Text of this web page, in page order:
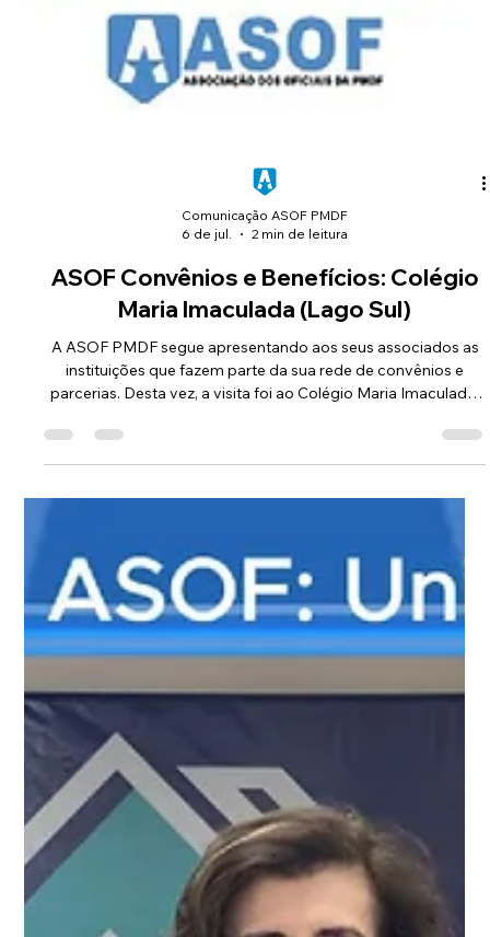
Comunicação ASOF PMDF
6 de jul.
2 min de leitura
ASOF Convênios e Benefícios: Colégio
Maria Imaculada (Lago Sul)
instituições que fazem parte da sua rede de convênios e
integra a Rede Concepcionista de Ensino e oferece uma
estudantes.